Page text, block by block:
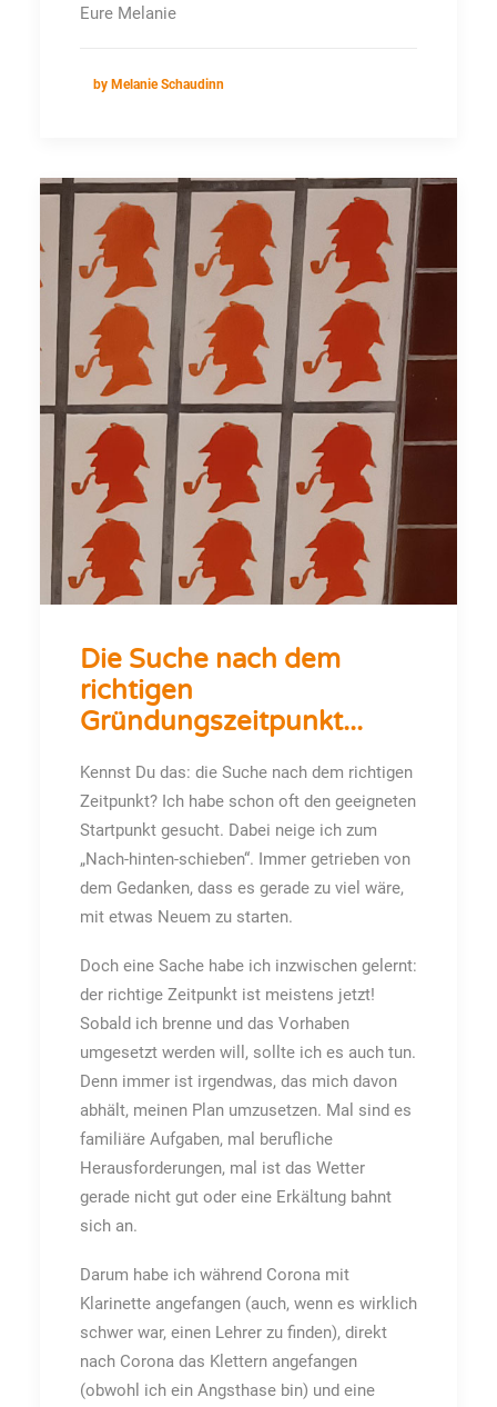
Eure Melanie
by Melanie Schaudinn
Die Suche nach dem
richtigen
Gründungszeitpunkt...
Kennst Du das: die Suche nach dem richtigen
Zeitpunkt? Ich habe schon oft den geeigneten
Startpunkt gesucht. Dabei neige ich zum
„Nach-hinten-schieben“. Immer getrieben von
dem Gedanken, dass es gerade zu viel wäre,
mit etwas Neuem zu starten.
Doch eine Sache habe ich inzwischen gelernt:
der richtige Zeitpunkt ist meistens jetzt!
Sobald ich brenne und das Vorhaben
umgesetzt werden will, sollte ich es auch tun.
Denn immer ist irgendwas, das mich davon
abhält, meinen Plan umzusetzen. Mal sind es
familiäre Aufgaben, mal berufliche
Herausforderungen, mal ist das Wetter
gerade nicht gut oder eine Erkältung bahnt
sich an.
Darum habe ich während Corona mit
Klarinette angefangen (auch, wenn es wirklich
schwer war, einen Lehrer zu finden), direkt
nach Corona das Klettern angefangen
(obwohl ich ein Angsthase bin) und eine